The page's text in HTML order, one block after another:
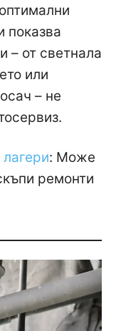
показва
– от светнала
или
– не
: Може
ремонти